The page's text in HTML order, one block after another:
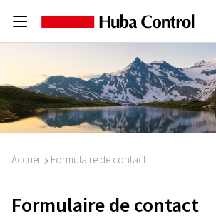
C
Accueil I Formulaire de contact
Formulaire de contact